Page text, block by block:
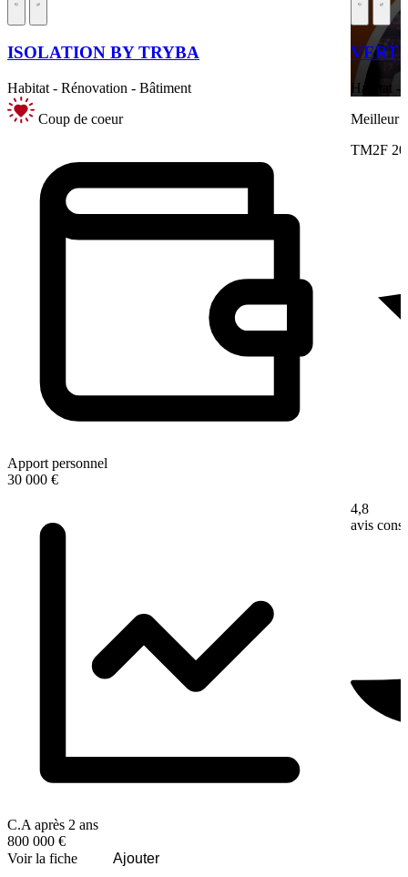
ISOLATION BY TRYBA
Habitat - Rénovation - Bâtiment
Coup de coeur
Apport personnel
30 000 €
C.A après 2 ans
800 000 €
Voir la fiche
Ajouter
Habitat -
Meilleur
TM2F
4,8
avis